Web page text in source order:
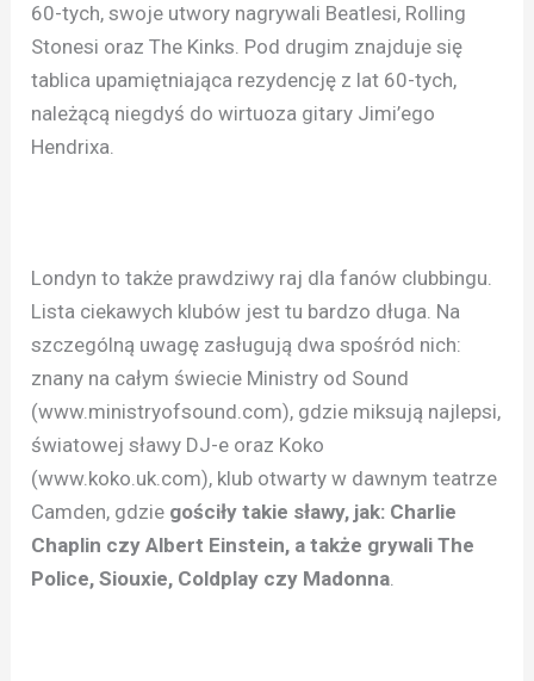
60-tych, swoje utwory nagrywali Beatlesi, Rolling
Stonesi oraz The Kinks. Pod drugim znajduje się
tablica upamiętniająca rezydencję z lat 60-tych,
należącą niegdyś do wirtuoza gitary Jimi’ego
Hendrixa.
Londyn to także prawdziwy raj dla fanów clubbingu.
Lista ciekawych klubów jest tu bardzo długa. Na
szczególną uwagę zasługują dwa spośród nich:
znany na całym świecie Ministry od Sound
(www.ministryofsound.com), gdzie miksują najlepsi,
światowej sławy DJ-e oraz Koko
(www.koko.uk.com), klub otwarty w dawnym teatrze
Camden, gdzie gościły takie sławy, jak: Charlie
Chaplin czy Albert Einstein, a także grywali The
Police, Siouxie, Coldplay czy Madonna.